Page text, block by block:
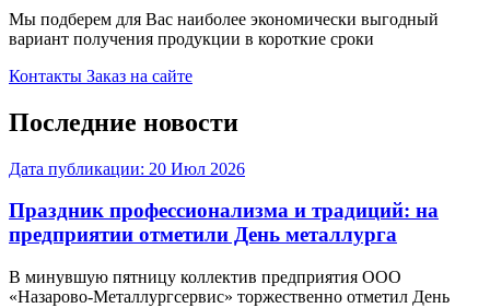
Мы подберем для Вас наиболее экономически выгодный
вариант получения продукции в короткие сроки
Контакты Заказ на сайте
Последние новости
Дата публикации: 20 Июл 2026
Праздник профессионализма и традиций: на
предприятии отметили День металлурга
В минувшую пятницу коллектив предприятия ООО
«Назарово-Металлургсервис» торжественно отметил День